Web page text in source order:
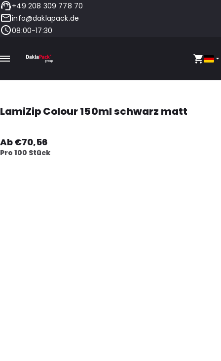
+49 208 309 778 70
info@daklapack.de
08:00-17:30
LamiZip Colour 150ml schwarz matt
Ab €70,56
Pro 100 Stück